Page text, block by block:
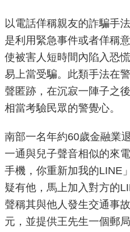
分
是
公
告
訊
息
機
關
介
紹
業
務
以電話佯稱親友的詐騙手
是利用緊急事件或者佯稱
使被害人短時間內陷入恐
易上當受騙。此類手法在
聲匿跡，在沉寂一陣子之
相當考驗民眾的警覺心。
南部一名年約60歲金融業
一通與兒子聲音相似的來
手機，你重新加我的LINE
疑有他，馬上加入對方的
聲稱其與他人發生交通事
元，並提供王先生一個郵